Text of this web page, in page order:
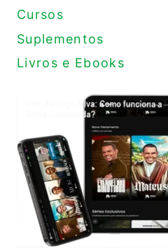
Cursos
Suplementos
Livros e Ebooks